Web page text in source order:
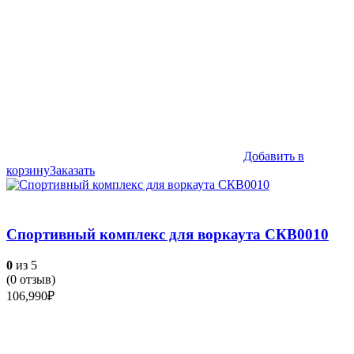
Добавить в
корзинуЗаказать
Спортивный комплекс для воркаута СКВ0010
0 из 5
(0 отзыв)
106,990₽